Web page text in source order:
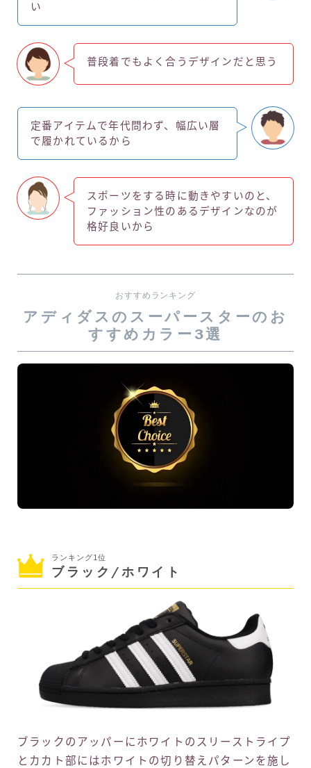
い
普段着でもよく合うデザインだと思う
定番アイテムで年代問わず、幅広い層
で履かれているから
スポーツをする時に動きやすいのと、
ファッション性のあるデザインなのが
格好良いから
おすすめランキング
アディダスのスーパースターのお
すすめカラー3選
ランキング1位
ブラック/ホワイト
ブラックのアッパーにホワイトのスリーストライプ
とカカト部にはホワイトの切り替えパターンを施し